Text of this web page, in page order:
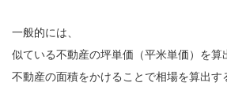
一般的には、
似ている不動産の坪単価（平米単価）を算
不動産の面積をかけることで相場を算出す